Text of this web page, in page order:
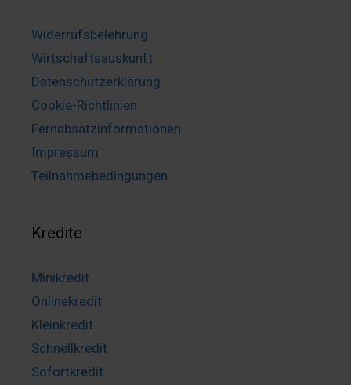
Widerrufsbelehrung
Wirtschaftsauskunft
Datenschutzerklärung
Cookie-Richtlinien
Fernabsatzinformationen
Impressum
Teilnahmebedingungen
Kredite
Minikredit
Onlinekredit
Kleinkredit
Schnellkredit
Sofortkredit